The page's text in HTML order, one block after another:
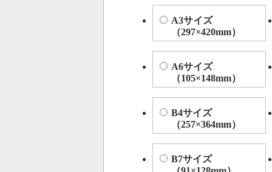
A3サイズ
（297×420mm）
A6サイズ
（105×148mm）
B4サイズ
（257×364mm）
B7サイズ